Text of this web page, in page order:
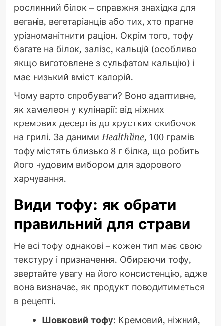
рослинний білок – справжня знахідка для
веганів, вегетаріанців або тих, хто прагне
урізноманітнити раціон. Окрім того, тофу
багате на білок, залізо, кальцій (особливо
якщо виготовлене з сульфатом кальцію) і
має низький вміст калорій.
Чому варто спробувати? Воно адаптивне,
як хамелеон у кулінарії: від ніжних
кремових десертів до хрустких скибочок
на грилі. За даними Healthline, 100 грамів
тофу містять близько 8 г білка, що робить
його чудовим вибором для здорового
харчування.
Види тофу: як обрати
правильний для страви
Не всі тофу однакові – кожен тип має свою
текстуру і призначення. Обираючи тофу,
звертайте увагу на його консистенцію, адже
вона визначає, як продукт поводитиметься
в рецепті.
Шовковий тофу: Кремовий, ніжний,